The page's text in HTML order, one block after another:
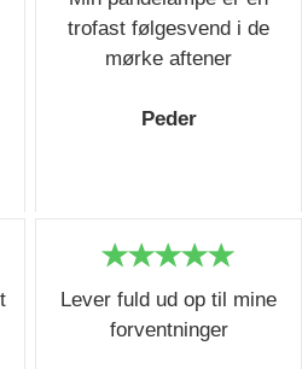
trofast følgesvend i de
mørke aftener
Peder
Lever fuld ud op til mine
forventninger